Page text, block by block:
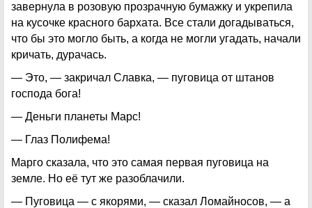
завернула в розовую прозрачную бумажку и укрепила
на кусочке красного бархата. Все стали догадываться,
что бы это могло быть, а когда не могли угадать, начали
кричать, дурачась.
— Это, — закричал Славка, — пуговица от штанов
господа бога!
— Деньги планеты Марс!
— Глаз Полифема!
Марго сказала, что это самая первая пуговица на
земле. Но её тут же разоблачили.
— Пуговица — с якорями, — сказал Ломайносов, — а